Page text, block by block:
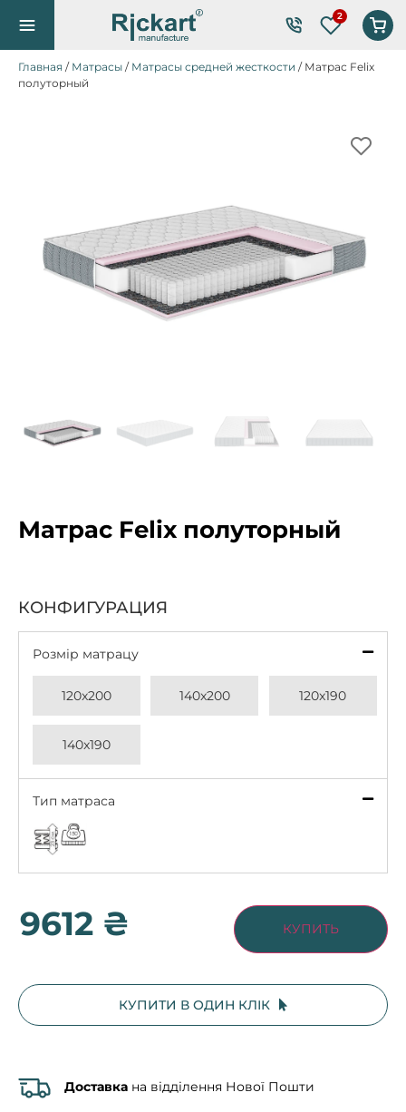
Список
Главная / Матрасы / Матрасы средней жесткости / Матрас Felix
полуторный
Матрас Felix полуторный
КОНФИГУРАЦИЯ
Розмір матрацу
120x200 140x200 120x190
140x190
Тип матраса
9612 ₴ КУПИТЬ
КУПИТИ В ОДИН КЛІК
Доставка на відділення Нової Пошти